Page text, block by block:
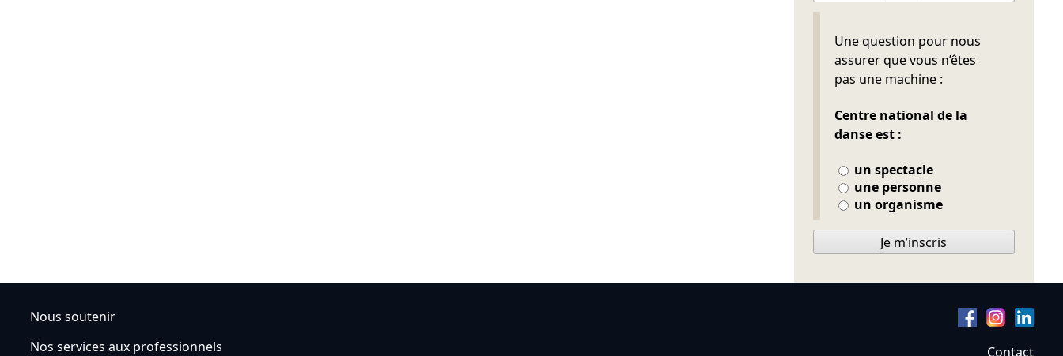
Une question pour nous
assurer que vous n’êtes
pas une machine :
Centre national de la
danse est :
un spectacle
une personne
un organisme
Ne pas remplir
Je m’inscris
Nous soutenir
Nos services aux professionnels
Contact